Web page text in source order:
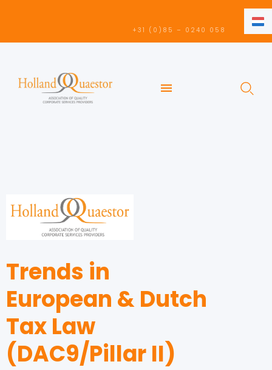
+31 (0)85 – 0240 058
NL
Trends in
European & Dutch
Tax Law
(DAC9/Pillar II)